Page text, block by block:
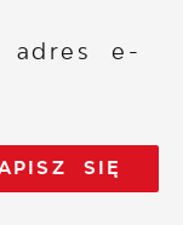
adres e-